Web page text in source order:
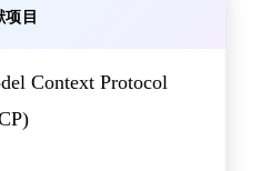
项目
Context Protocol